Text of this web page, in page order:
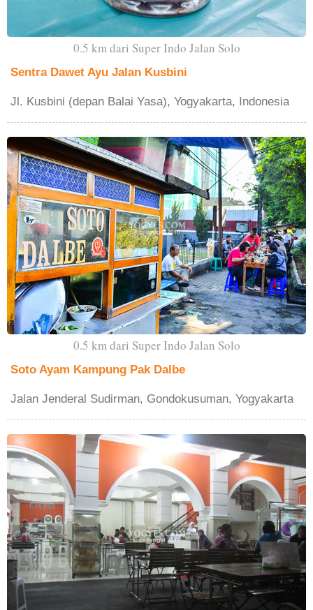
0.5 km dari Super Indo Jalan Solo
Sentra Dawet Ayu Jalan Kusbini
Jl. Kusbini (depan Balai Yasa), Yogyakarta, Indonesia
0.5 km dari Super Indo Jalan Solo
Soto Ayam Kampung Pak Dalbe
Jalan Jenderal Sudirman, Gondokusuman, Yogyakarta